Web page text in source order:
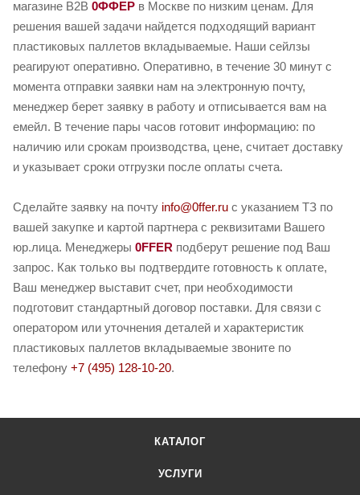
магазине B2B 0ФФЕР в Москве по низким ценам. Для
решения вашей задачи найдется подходящий вариант
пластиковых паллетов вкладываемые. Наши сейлзы
реагируют оперативно. Оперативно, в течение 30 минут с
момента отправки заявки нам на электронную почту,
менеджер берет заявку в работу и отписывается вам на
емейл. В течение пары часов готовит информацию: по
наличию или срокам производства, цене, считает доставку
и указывает сроки отгрузки после оплаты счета.
Сделайте заявку на почту info@0ffer.ru с указанием ТЗ по
вашей закупке и картой партнера с реквизитами Вашего
юр.лица. Менеджеры 0FFER подберут решение под Ваш
запрос. Как только вы подтвердите готовность к оплате,
Ваш менеджер выставит счет, при необходимости
подготовит стандартный договор поставки. Для связи с
оператором или уточнения деталей и характеристик
пластиковых паллетов вкладываемые звоните по
телефону +7 (495) 128-10-20.
КАТАЛОГ
УСЛУГИ